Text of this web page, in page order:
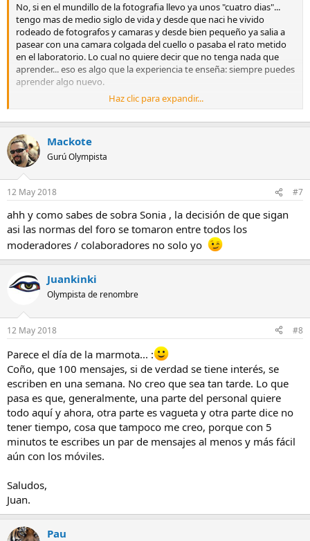
No, si en el mundillo de la fotografia llevo ya unos "cuatro dias"...
tengo mas de medio siglo de vida y desde que naci he vivido
rodeado de fotografos y camaras y desde bien pequeño ya salia a
pasear con una camara colgada del cuello o pasaba el rato metido
en el laboratorio. Lo cual no quiere decir que no tenga nada que
aprender... eso es algo que la experiencia te enseña: siempre puedes
aprender algo nuevo.
Los foros son una gran fuente de informacion, que antiguamente
era muy dificil de compartir. La compra-venta en un foro es algo
mas, un añadido, un servicio "extra"... pero no el principal. Eso lo se,
y lo comparto.
Mi opinion a cerca de los 100 mensajes, es solo eso, mi opinion. Por
supuesto que acato las normas del foro, que para eso estan. Y si,
leyendo luego me he dado cuenta que este tema esta mas que
en este mundillo de los foros, se perfectamente que esas opciones
jamas se van a acercar... cada uno siempre creerá tener razon en su
posicion.
han de ser como sus participantes quieren que sean. Error: los foros
son un servicio privado que uno o unos ponen en marcha con el fin
unos)" los que marcan las normas. Y a los demas, lo que nos toca es
acatarlas. Y punto. Si, sugerir mejoras, opinar sobre normas... pero
acatar las que hay.
En fin, que seguire leyendo los mensajes del foro que me puedan
interesar, y participare lo que el tiempo o mis conocimientos me
permitan. Igual un dia llego a esos 100 mensajes... pero igual es
tarde y ya no necesito mirar lo que otros compañeros tienen en
venta.
Sin animo de crear polemica.
Haz clic para expandir...
Mackote
Gurú Olympista
12 May 2018 #7
ahh y como sabes de sobra Sonia , la decisión de que sigan
asi las normas del foro se tomaron entre todos los
moderadores / colaboradores no solo yo
Juankinki
Olympista de renombre
12 May 2018 #8
Parece el día de la marmota... :
Coño, que 100 mensajes, si de verdad se tiene interés, se
escriben en una semana. No creo que sea tan tarde. Lo que
pasa es que, generalmente, una parte del personal quiere
todo aquí y ahora, otra parte es vagueta y otra parte dice no
tener tiempo, cosa que tampoco me creo, porque con 5
minutos te escribes un par de mensajes al menos y más fácil
aún con los móviles.
Saludos,
Juan.
Pau